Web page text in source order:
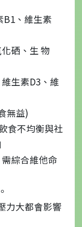
B1、維生素
硒、生 物
生素D3、維
無益)
食不均衡與社
綜合維他命
力大都會影響